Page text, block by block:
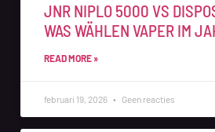
JNR NIPLO 5000 VS
WAS WÄHLEN VAPER IM
READ MORE »
februari 19, 2026 Geen reacties